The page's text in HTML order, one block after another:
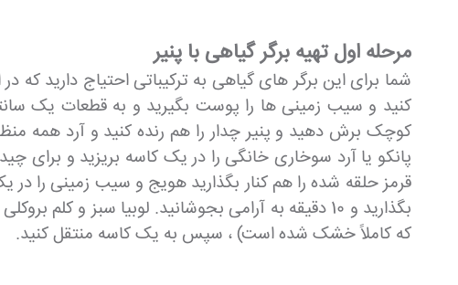
مرحله اول تهیه برگر گیاهی با پنیر
کوچک برش دهید و پنیر چدار را هم رنده کنید و آرد همه
پانکو یا آرد سوخاری خانگی را در یک کاسه بریزید و برای
قرمز حلقه شده را هم کنار بگذارید هویج و سیب زمینی را در
که کاملاً خشک شده است) ، سپس به یک کاسه منتقل کنید.